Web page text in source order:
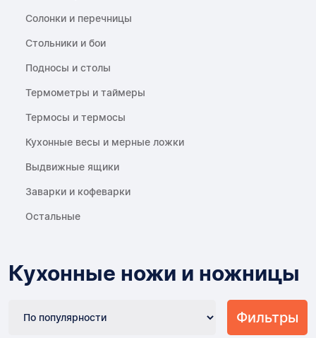
Солонки и перечницы
Стольники и бои
Подносы и столы
Термометры и таймеры
Термосы и термосы
Кухонные весы и мерные ложки
Выдвижные ящики
Заварки и кофеварки
Остальные
Кухонные ножи и ножницы
Фильтры